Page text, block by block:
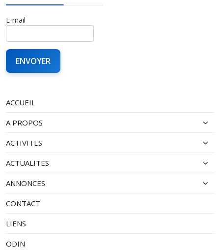
E-mail
ACCUEIL
A PROPOS
ACTIVITES
ACTUALITES
ANNONCES
CONTACT
LIENS
ODIN